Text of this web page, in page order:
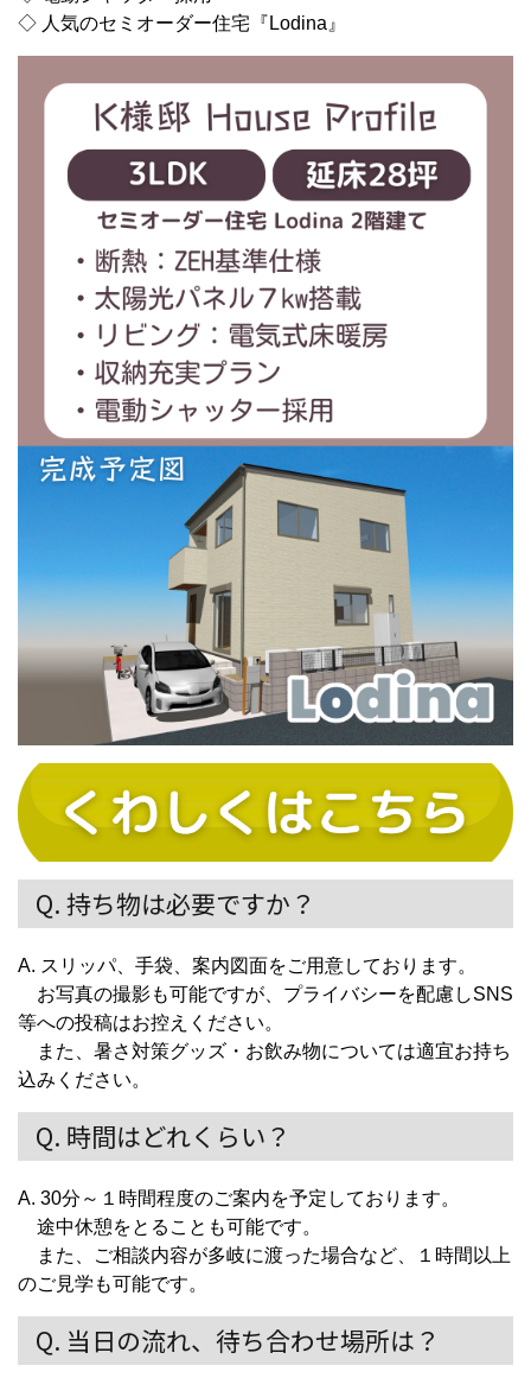
◇ 人気のセミオーダー住宅『Lodina』
Q. 持ち物は必要ですか？
A. スリッパ、手袋、案内図面をご用意しております。
お写真の撮影も可能ですが、プライバシーを配慮しSNS
等への投稿はお控えください。
また、暑さ対策グッズ・お飲み物については適宜お持ち
込みください。
Q. 時間はどれくらい？
A. 30分～１時間程度のご案内を予定しております。
途中休憩をとることも可能です。
また、ご相談内容が多岐に渡った場合など、１時間以上
のご見学も可能です。
Q. 当日の流れ、待ち合わせ場所は？